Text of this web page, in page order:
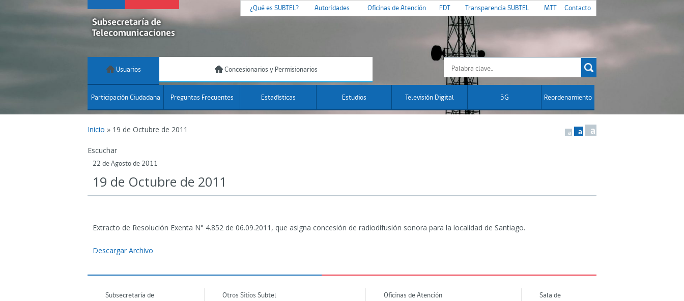
¿Qué es SUBTEL? Autoridades Oficinas de Atención FDT Transparencia SUBTEL MTT Contacto
Usuarios Concesionarios y Permisionarios
Participación Ciudadana Preguntas Frecuentes Estadísticas Estudios Televisión Digital 5G Reordenamiento
Inicio » 19 de Octubre de 2011 a a a
Escuchar
22 de Agosto de 2011
19 de Octubre de 2011
Extracto de Resolución Exenta N° 4.852 de 06.09.2011, que asigna concesión de radiodifusión sonora para la localidad de Santiago.
Descargar Archivo
Subsecretaría de
Otros Sitios Subtel Oficinas de Atención
Sala de